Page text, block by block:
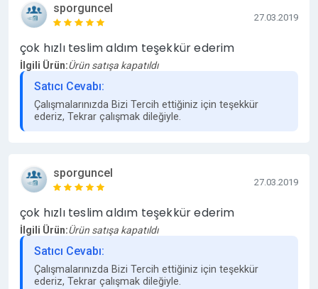
sporguncel
27.03.2019
çok hızlı teslim aldım teşekkür ederim
İlgili Ürün:Ürün satışa kapatıldı
Satıcı Cevabı:
Çalışmalarınızda Bizi Tercih ettiğiniz için teşekkür
ederiz, Tekrar çalışmak dileğiyle.
sporguncel
27.03.2019
çok hızlı teslim aldım teşekkür ederim
İlgili Ürün:Ürün satışa kapatıldı
Satıcı Cevabı:
Çalışmalarınızda Bizi Tercih ettiğiniz için teşekkür
ederiz, Tekrar çalışmak dileğiyle.